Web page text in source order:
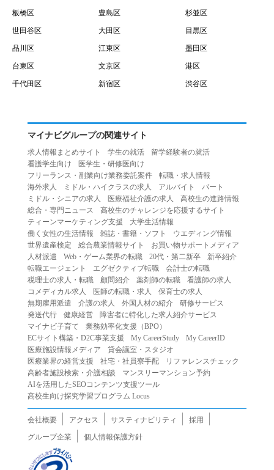
１２.「キャンセル」とは、賃貸借契約締結後から契約期間
開始日前までに、利用者が賃貸借契約を解除することを意
味します。
１３.「中途解約」とは、賃貸借契約期間の途中で、利用者
１.利用者は、本サービスを利用する上で次の各号に定める
とします。
（１）重複、虚偽の情報、または自己以外の情報を登録す
る行為
（２）第三者になりすまして本サービスを利用する行為
（３）当社または第三者の著作権等の知的財産権、プライ
バシー、その他の権利を侵害する行為
（４）当社または第三者を誹謗中傷する行為
（５）当社または第三者に不利益を与える行為
（６）営利を目的とした行為
（７）政治・選挙・宗教活動またはそれらに類する行為
（８）本サービスの運営を妨害する行為
（９）法令違反、犯罪行為、または公序良俗に反する行為
（１０）暴力的な要求行為、または法的な責任を超えた不
当な要求行為
（１１）その他当社が不適切であると判断する行為
２.当社は、前項の定めに該当する行為を行った利用者に対
の提供を停止または中断することができるものとします。
第５条（免責）
１.当社は、本サービスの利用（これらに伴う当社または第
三者の情報提供行為等を含みます）により、利用者に生じ
板橋区 豊島区 杉並区
世田谷区 大田区 目黒区
品川区 江東区 墨田区
台東区 文京区 港区
千代田区 新宿区 渋谷区
マイナビグループの関連サイト
求人情報まとめサイト 学生の就活
留学経験者の就活
看護学生向け
医学生・研修医向け
フリーランス・副業向け業務委託案件
転職・求人情報
海外求人
ミドル・ハイクラスの求人 アルバイト
パート
ミドル・シニアの求人
医療福祉介護の求人
高校生の進路情報
総合・専門ニュース
高校生のチャレンジを応援するサイト
ティーンマーケティング支援
大学生活情報
働く女性の生活情報
雑誌・書籍・ソフト
ウエディング情報
世界遺産検定
総合農業情報サイト
お買い物サポートメディア
人材派遣
Web・ゲーム業界の転職 20代・第二新卒
新卒紹介
転職エージェント
エグゼクティブ転職
会計士の転職
税理士の求人・転職
顧問紹介 薬剤師の転職
看護師の求人
コメディカル求人
医師の転職・求人
保育士の求人
無期雇用派遣
介護の求人 外国人材の紹介
研修サービス
発送代行
健康経営
障害者に特化した求人紹介サービス
マイナビ子育て
業務効率化支援（BPO）
ECサイト構築・D2C事業支援
My CareerStudy
My CareerID
医療施設情報メディア
貸会議室・スタジオ
医療業界の経営支援
社宅・社員寮手配
リファレンスチェック
高齢者施設検索・介護相談
マンスリーマンション予約
AIを活用したSEOコンテンツ支援ツール
高校生向け探究学習プログラム Locus
会社概要 アクセス サスティナビリティ
採用
グループ企業
個人情報保護方針